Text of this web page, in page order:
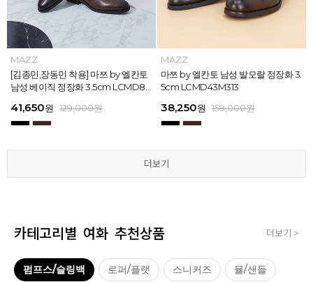
MAZZ
마쯔 by 엘칸토 남성 스트라이프 웨빙
포인트 스니커즈 3cm LCMS68M31
67,150원 179,000원
MAZZ
마쯔 by 엘칸토 남성 플레인 볼륨 컵
솔 스니커즈 3cm LCMS62M613
62,900원 179,000원
더보기
MAZZ
[김종민,장동민 착용] 마쯔 by 엘칸토
남성 베이직 정장화 3.5cm LCMD80
41,650원 129,000원
MAZZ
마쯔 by 엘칸토 남성 발모랄 정장화 3.
5cm LCMD43M313
38,250원 159,000원
더보기
MAZZ
마쯔 by 엘칸토 남성 오버랩 로퍼 2c
m LCMC92I126
38,250원 129,000원
MAZZ
마쯔 by 엘칸토 남성 스트랩 로퍼 2c
m LCMC91M313
39,200원 159,000원
더보기
MAZZ
마쯔 by 엘칸토 남성 포인트 컴포트화
4cm LCMD11M111
41,650원 129,000원
MAZZ
마쯔 by 엘칸토 남성 캐주얼 컴포트화
4cm LCMD13M111
41,650원 129,000원
더보기
MAZZ
마쯔 by 엘칸토 남성 스트라이프 웨빙
포인트 스니커즈 3cm LCMS68M31
67,150원 179,000원
MAZZ
마쯔 by 엘칸토 남성 플레인 볼륨 컵
솔 스니커즈 3cm LCMS62M613
62,900원 179,000원
더보기
MAZZ
[김종민,장동민 착용] 마쯔 by 엘칸토
남성 베이직 정장화 3.5cm LCMD80
41,650원 129,000원
MAZZ
마쯔 by 엘칸토 남성 발모랄 정장화 3.
5cm LCMD43M313
38,250원 159,000원
더보기
카테고리별 여화 추천상품 더보기 >
펌프스/슬링백 로퍼/플랫 스니커즈 뮬/샌들